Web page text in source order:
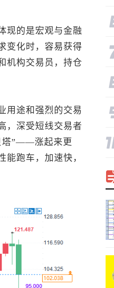
现的是宏观与金融
变化时，容易获得
机构交易员，持仓
用途和强烈的交易
，深受短线交易者
塔”——涨起来更
跑车，加速快，